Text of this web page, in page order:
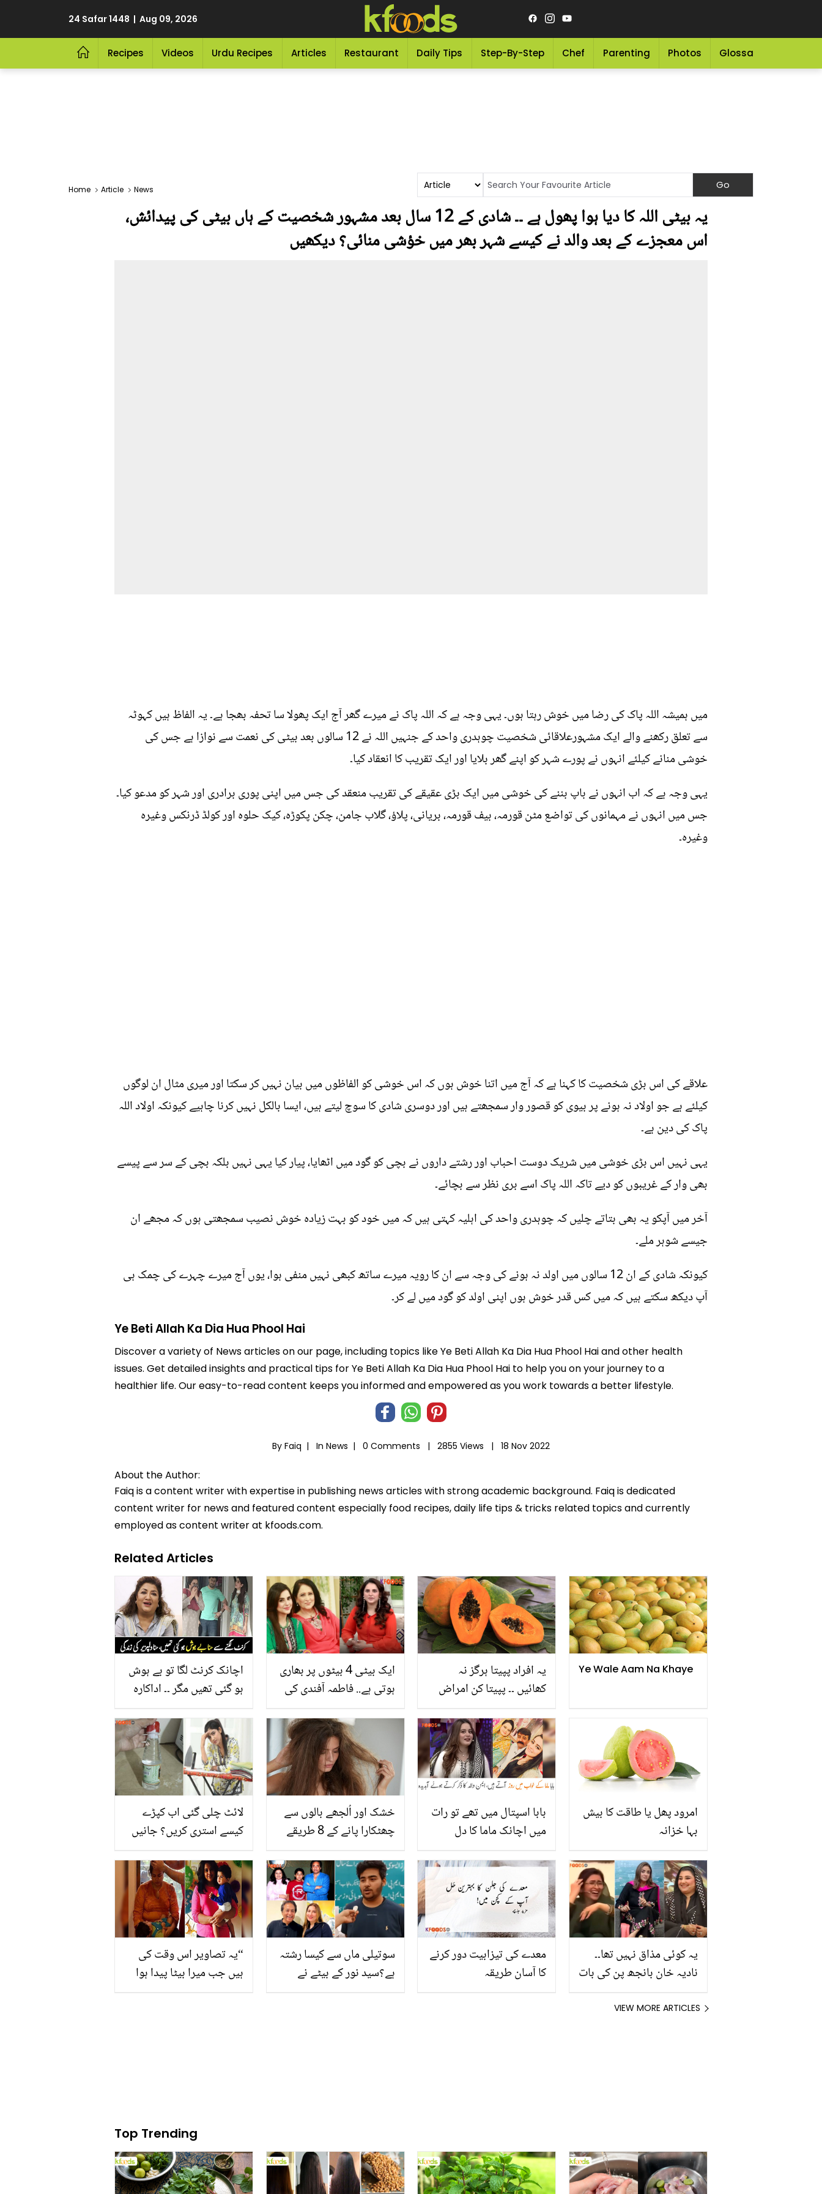
24 Safar 1448 | Aug 09, 2026
Recipes Videos Urdu Recipes Articles Restaurant Daily Tips Step-By-Step Chef Parenting Photos Glossary
Home Article News
یہ بیٹی اللہ کا دیا ہوا پھول ہے ۔۔ شادی کے 12 سال بعد مشہور شخصیت کے ہاں بیٹی کی پیدائش،
اس معجزے کے بعد والد نے کیسے شہر بھر میں خؤشی منائی؟ دیکھیں
میں ہمیشہ اللہ پاک کی رضا میں خوش رہتا ہوں۔ یہی وجہ ہے کہ اللہ پاک نے میرے گھر آج ایک پھولا سا تحفہ بھجا ہے۔ یہ الفاظ ہیں کہوٹہ
سے تعلق رکھنے والے ایک مشہورعلاقائی شخصیت چوہدری واحد کے جنہیں اللہ نے 12 سالوں بعد بیٹی کی نعمت سے نوازا ہے جس کی
خوشی منانے کیلئے انہوں نے پورے شہر کو اپنے گھر بلایا اور ایک تقریب کا انعقاد کیا۔
یہی وجہ ہے کہ اب انہوں نے باپ بننے کی خوشی میں ایک بڑی عقیقے کی تقریب منعقد کی جس میں اپنی پوری برادری اور شہر کو مدعو کیا۔
جس میں انہوں نے مہمانوں کی تواضع مٹن قورمہ، بیف قورمہ، بریانی، پلاؤ، گلاب جامن، چکن پکوڑہ، کیک حلوہ اور کولڈ ڈرنکس وغیرہ
وغیرہ۔
علاقے کی اس بڑی شخصیت کا کہنا ہے کہ آج میں اتنا خوش ہوں کہ اس خوشی کو الفاظوں میں بیان نہیں کر سکتا اور میری مثال ان لوگوں
کیلئے ہے جو اولاد نہ ہونے پر بیوی کو قصور وار سمجھتے ہیں اور دوسری شادی کا سوچ لیتے ہیں، ایسا بالکل نہیں کرنا چاہیے کیونکہ اولاد اللہ
پاک کی دین ہے۔
یہی نہیں اس بڑی خوشی میں شریک دوست احباب اور رشتے داروں نے بچی کو گود میں اٹھایا، پیار کیا یہی نہیں بلکہ بچی کے سر سے پیسے
بھی وار کے غریبوں کو دیے تاکہ اللہ پاک اسے بری نظر سے بچائے۔
آخر میں آپکو یہ بھی بتاتے چلیں کہ چوہدری واحد کی اہلیہ کہتی ہیں کہ میں خود کو بہت زیادہ خوش نصیب سمجھتی ہوں کہ مجھے ان
جیسے شوہر ملے۔
کیونکہ شادی کے ان 12 سالوں میں اولد نہ ہونے کی وجہ سے ان کا رویہ میرے ساتھ کبھی نہیں منفی ہوا، یوں آج میرے چہرے کی چمک ہی
آپ دیکھ سکتے ہیں کہ میں کس قدر خوش ہوں اپنی اولد کو گود میں لے کر۔
Ye Beti Allah Ka Dia Hua Phool Hai
Discover a variety of News articles on our page, including topics like Ye Beti Allah Ka Dia Hua Phool Hai and other health
issues. Get detailed insights and practical tips for Ye Beti Allah Ka Dia Hua Phool Hai to help you on your journey to a
healthier life. Our easy-to-read content keeps you informed and empowered as you work towards a better lifestyle.
By Faiq | In News | 0 Comments | 2855 Views | 18 Nov 2022
About the Author:
Faiq is a content writer with expertise in publishing news articles with strong academic background. Faiq is dedicated
content writer for news and featured content especially food recipes, daily life tips & tricks related topics and currently
employed as content writer at kfoods.com.
Related Articles
اچانک کرنٹ لگا تو بے ہوش
ہو گئی تھیں مگر ۔۔ اداکارہ
لمحات جو بہت کم لوگ
جانتے ہیں
ایک بیٹی 4 بیٹوں پر بھاری
ہوتی ہے.. فاطمہ آفندی کی
میں دلچسپ باتیں
یہ افراد پپیتا ہرگز نہ
کھائیں ۔۔ پپیتا کن امراض
کے لئے خطرہ بن سکتا ہے
Ye Wale Aam Na Khaye
لائٹ چلی گئی اب کپڑے
کیسے استری کریں؟ جانیں
سلوٹیں ہٹانے کا انوکھا
طریقہ
خشک اور اُلجھے بالوں سے
چھٹکارا پانے کے 8 طریقے
بابا اسپتال میں تھے تو رات
میں اچانک ماما کا دل
کو شوہر کے انتقال سے کتنا
بڑا صدمہ پہنچا؟ ویڈیو
امرود پھل یا طاقت کا بیش
بہا خزانہ
“یہ تصاویر اس وقت کی
ہیں جب میرا بیٹا پیدا ہوا
سوتیلی ماں سے کیسا رشتہ
ہے؟سید نور کے بیٹے نے
معدے کی تیزابیت دور کرنے
کا آسان طریقہ
یہ کوئی مذاق نہیں تھا۔۔
نادیہ خان بانجھ پن کی بات
خان کے قہقہے لگانے پر سیخ
VIEW MORE ARTICLES
Top Trending